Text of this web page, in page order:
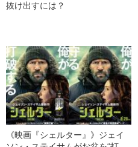
抜け出すには？
《映画『シェルター』》ジェイ